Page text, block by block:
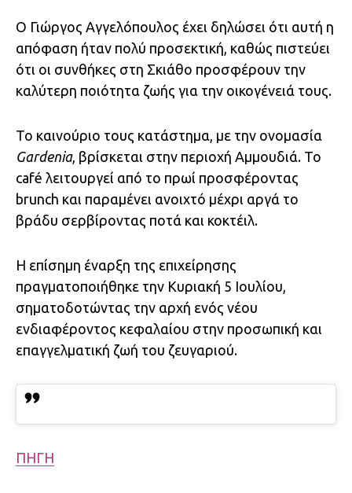
Ο Γιώργος Αγγελόπουλος έχει δηλώσει ότι αυτή η
απόφαση ήταν πολύ προσεκτική, καθώς πιστεύει
ότι οι συνθήκες στη Σκιάθο προσφέρουν την
καλύτερη ποιότητα ζωής για την οικογένειά τους.
Το καινούριο τους κατάστημα, με την ονομασία
Gardenia, βρίσκεται στην περιοχή Αμμουδιά. Το
café λειτουργεί από το πρωί προσφέροντας
brunch και παραμένει ανοιχτό μέχρι αργά το
βράδυ σερβίροντας ποτά και κοκτέιλ.
Η επίσημη έναρξη της επιχείρησης
πραγματοποιήθηκε την Κυριακή 5 Ιουλίου,
σηματοδοτώντας την αρχή ενός νέου
ενδιαφέροντος κεφαλαίου στην προσωπική και
επαγγελματική ζωή του ζευγαριού.
ΠΗΓΗ